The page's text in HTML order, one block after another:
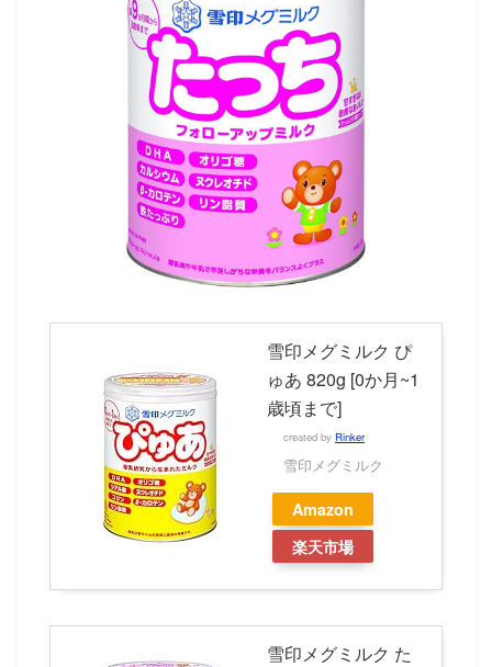
雪印メグミルク ぴ
ゅあ 820g [0か月~1
歳頃まで]
created by Rinker
雪印メグミルク
Amazon
楽天市場
雪印メグミルク た